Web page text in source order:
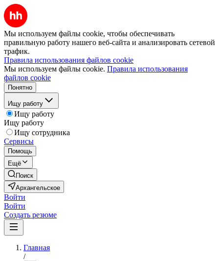
Мы используем файлы cookie, чтобы обеспечивать
правильную работу нашего веб-сайта и анализировать сетевой
трафик.
Правила использования файлов cookie
Мы используем файлы cookie. Правила использования
файлов cookie
Понятно
Ищу работу
Ищу работу
Ищу работу
Ищу сотрудника
Сервисы
Помощь
Ещё
Поиск
Архангельское
Войти
Войти
Создать резюме
Главная
/